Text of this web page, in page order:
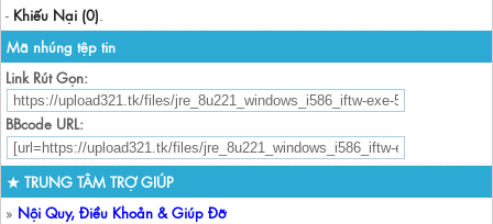
- Khiếu Nại (0).
Mã nhúng tệp tin
Link Rút Gọn:
BBcode URL:
★ TRUNG TÂM TRỢ GIÚP
» Nội Quy, Điều Khoản & Giúp Đỡ